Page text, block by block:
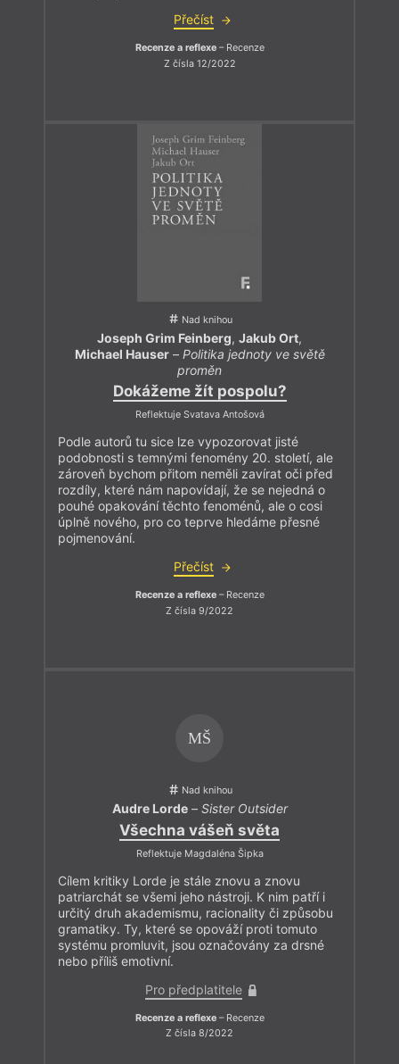
Přečíst
Recenze a reflexe– Recenze
Z čísla 12/2022
Nad knihou
Joseph Grim Feinberg, Jakub Ort,
Michael Hauser– Politika jednoty ve světě
proměn
Dokážeme žít pospolu?
Reflektuje Svatava Antošová
Podle autorů tu sice lze vypozorovat jisté
podobnosti s temnými fenomény 20. století, ale
zároveň bychom přitom neměli zavírat oči před
rozdíly, které nám napovídají, že se nejedná o
pouhé opakování těchto fenoménů, ale o cosi
úplně nového, pro co teprve hledáme přesné
pojmenování.
Přečíst
Recenze a reflexe– Recenze
Z čísla 9/2022
MŠ
Nad knihou
Audre Lorde– Sister Outsider
Všechna vášeň světa
Reflektuje Magdaléna Šipka
Cílem kritiky Lorde je stále znovu a znovu
patriarchát se všemi jeho nástroji. K nim patří i
určitý druh akademismu, racionality či způsobu
gramatiky. Ty, které se opováží proti tomuto
systému promluvit, jsou označovány za drsné
nebo příliš emotivní.
Pro předplatitele
Recenze a reflexe– Recenze
Z čísla 8/2022